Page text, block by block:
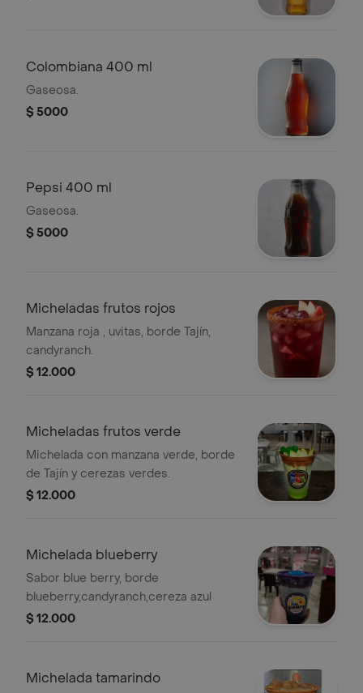
Colombiana 400 ml
Gaseosa.
$ 5000
Pepsi 400 ml
Gaseosa.
$ 5000
Micheladas frutos rojos
Manzana roja , uvitas, borde Tajín,
candyranch.
$ 12.000
Micheladas frutos verde
Michelada con manzana verde, borde
de Tajín y cerezas verdes.
$ 12.000
Michelada blueberry
Sabor blue berry, borde
blueberry,candyranch,cereza azul
$ 12.000
Michelada tamarindo